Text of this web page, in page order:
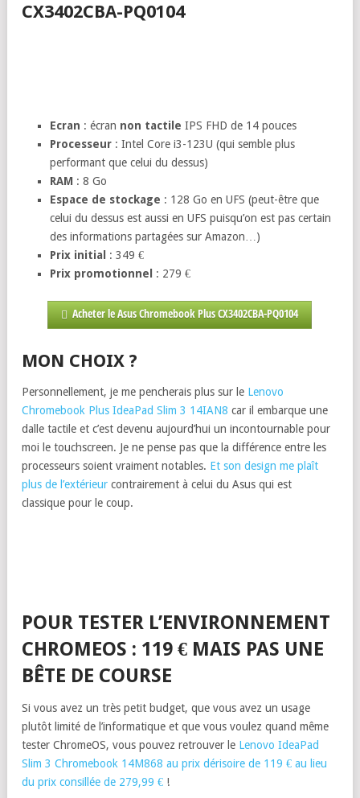
CX3402CBA-PQ0104
Ecran : écran non tactile IPS FHD de 14 pouces
Processeur : Intel Core i3-123U (qui semble plus
performant que celui du dessus)
RAM : 8 Go
Espace de stockage : 128 Go en UFS (peut-être que
celui du dessus est aussi en UFS puisqu’on est pas certain
des informations partagées sur Amazon…)
Prix initial
: 349 €
Prix promotionnel
: 279 €
Acheter le Asus Chromebook Plus CX3402CBA-PQ0104
MON CHOIX ?
Personnellement, je me pencherais plus sur le Lenovo
Chromebook Plus IdeaPad Slim 3 14IAN8 car il embarque une
dalle tactile et c’est devenu aujourd’hui un incontournable pour
moi le touchscreen. Je ne pense pas que la différence entre les
processeurs soient vraiment notables. Et son design me plaît
plus de l’extérieur contrairement à celui du Asus qui est
classique pour le coup.
POUR TESTER L’ENVIRONNEMENT
CHROMEOS : 119 € MAIS PAS UNE
BÊTE DE COURSE
Si vous avez un très petit budget, que vous avez un usage
plutôt limité de l’informatique et que vous voulez quand même
tester ChromeOS, vous pouvez retrouver le Lenovo IdeaPad
Slim 3 Chromebook 14M868 au prix dérisoire de 119 € au lieu
du prix consillée de 279,99 € !